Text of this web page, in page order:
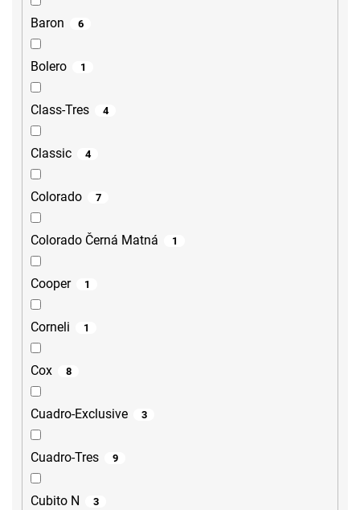
Baron 6
Bolero 1
Class-Tres 4
Classic 4
Colorado 7
Colorado Černá Matná 1
Cooper 1
Corneli 1
Cox 8
Cuadro-Exclusive 3
Cuadro-Tres 9
Cubito N 3